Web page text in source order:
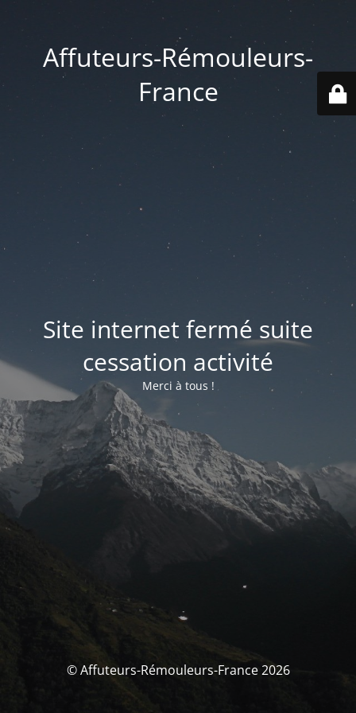
Affuteurs-Rémouleurs-
France
Site internet fermé suite
cessation activité
Merci à tous !
© Affuteurs-Rémouleurs-France 2026